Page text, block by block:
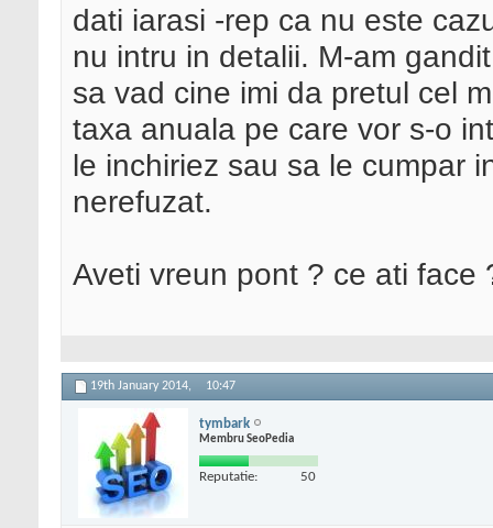
dati iarasi -rep ca nu este
nu intru in detalii. M-am
sa vad cine imi da pretul cel
taxa anuala pe care vor s-o
le inchiriez sau sa le cumpar
nerefuzat.
Aveti vreun pont ? ce ati face
19th January 2014, 10:47
tymbark
Membru SeoPedia
Reputatie: 50